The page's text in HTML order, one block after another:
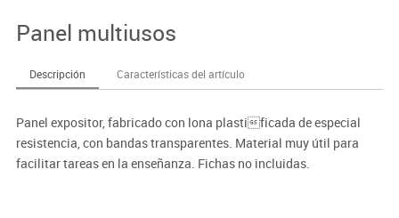
Panel multiusos
Descripción Características del artículo
Panel expositor, fabricado con lona plastificada de especial
resistencia, con bandas transparentes. Material muy útil para
facilitar tareas en la enseñanza. Fichas no incluidas.